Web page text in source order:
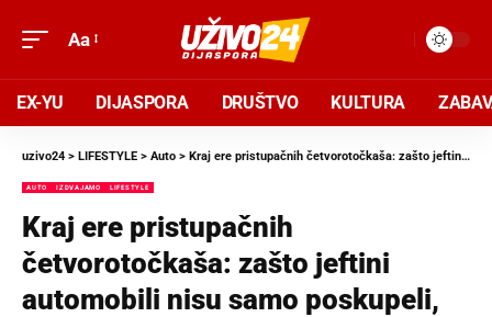
Aa
EX-YU DIJASPORA DRUŠTVO KULTURA
uzivo24 > LIFESTYLE > Auto > Kraj ere pristupačnih četvorotočkaša: zašto jeftini automobili nisu samo poskupeli, već su potpuno nestali sa tržišta
AUTO IZDVAJAMO LIFESTYLE
Kraj ere pristupačnih
četvorotočkaša: zašto jeftini
automobili nisu samo poskupeli,